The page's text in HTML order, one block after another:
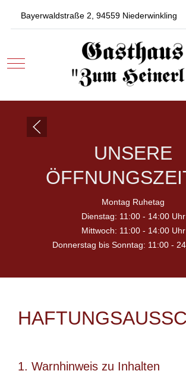
Bayerwaldstraße 2, 94559 Niederwinkling
Mobile Menu Toggle
UNSERE
Montag Ruhetag
Dienstag: 11:00 - 14:00 Uhr
Mittwoch: 11:00 - 14:00 Uhr
Donnerstag bis Sonntag: 11:00 -
1. Warnhinweis zu Inhalten